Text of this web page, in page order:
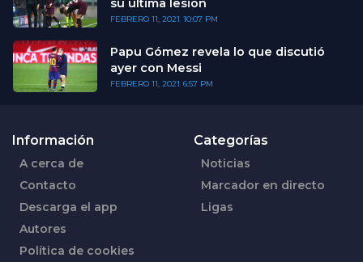
su última lesión
FEBRERO 11, 2021 10:07 PM
Papu Gómez revela lo que discutió
ayer con Messi
FEBRERO 11, 2021 6:57 PM
Información
A cerca de
Contacto
Descarga el app
Autores
Política de cookies
Categorías
Noticias
Marcador en directo
Ligas